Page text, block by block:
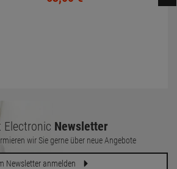
Electronic Newsletter
wir Sie gerne über neue Angebote
Newsletter anmelden